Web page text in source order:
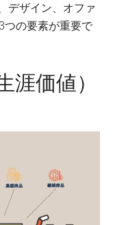
デザイン、オファ
つの要素が重要で
涯価値）